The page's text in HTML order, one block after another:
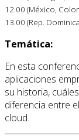
12.00 (México,
13.00 (Rep.
Temática:
En esta
aplicaciones
su historia,
diferencia entre
cloud.